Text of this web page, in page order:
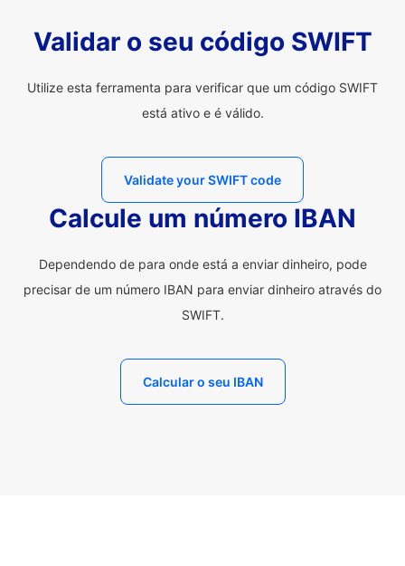
Validar o seu código SWIFT
Utilize esta ferramenta para verificar que um código SWIFT
está ativo e é válido.
Validate your SWIFT code
Calcule um número IBAN
Dependendo de para onde está a enviar dinheiro, pode
precisar de um número IBAN para enviar dinheiro através do
SWIFT.
Calcular o seu IBAN